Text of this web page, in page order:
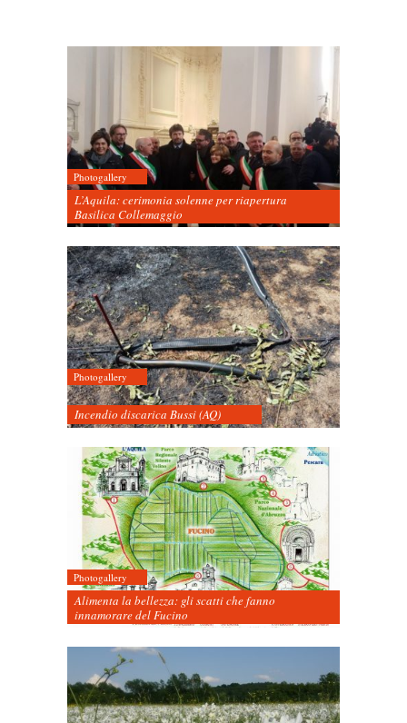
Photogallery
L’Aquila: cerimonia solenne per riapertura
Basilica Collemaggio
Photogallery
Incendio discarica Bussi (AQ)
Photogallery
Alimenta la bellezza: gli scatti che fanno
innamorare del Fucino